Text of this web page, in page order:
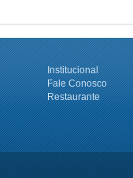
Institucional
Fale Conosco
Restaurante